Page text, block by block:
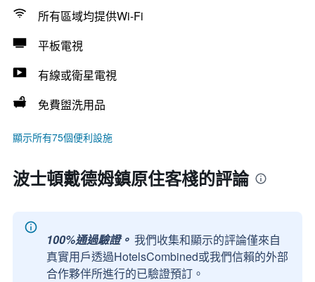
所有區域均提供Wi-Fi
平板電視
有線或衛星電視
免費盥洗用品
顯示所有75個便利設施
波士頓戴德姆鎮原住客棧的評論
100%通過驗證。 我們收集和顯示的評論僅來自
真實用戶透過HotelsCombined或我們信賴的外部
合作夥伴所進行的已驗證預訂。